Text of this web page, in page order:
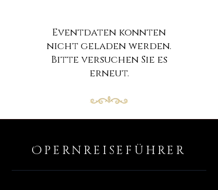
Eventdaten konnten
nicht geladen werden.
Bitte versuchen Sie es
erneut.
O PERNREISEFÜHRER